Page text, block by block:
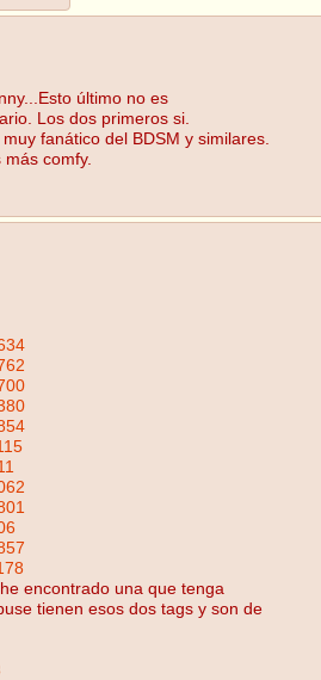
último no es
Los dos primeros si.
fanático del BDSM y similares.
comfy.
encontrado una que tenga
tienen esos dos tags y son de